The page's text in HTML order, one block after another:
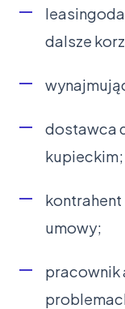
dalsze
dostawca
kupieckim;
umowy;
pracownik